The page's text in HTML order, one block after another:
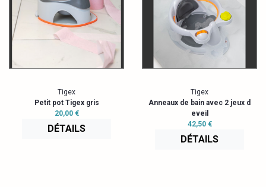
Tigex
Petit pot Tigex gris
20,00 €
DÉTAILS
Tigex
Anneaux de bain avec 2 jeux d
eveil
42,50 €
DÉTAILS